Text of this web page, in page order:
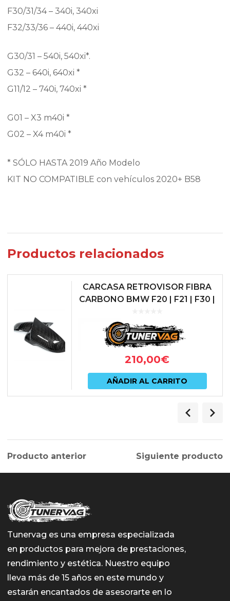
F30/31/34 – 340i, 340xi
F32/33/36 – 440i, 440xi
G30/31 – 540i, 540xi*.
G32 – 640i, 640xi *
G11/12 – 740i, 740xi *
G01 – X3 m40i *
G02 – X4 m40i *
* SÓLO HASTA 2019 Año Modelo
KIT NO COMPATIBLE con vehículos 2020+ B58
Productos relacionados
CARCASA RETROVISOR FIBRA
CARBONO BMW F20 | F21 | F30 |
210,00€
AÑADIR AL CARRITO
Producto anterior Siguiente producto
Tunervag es una empresa especializada
en productos para mejora de prestaciones,
rendimiento y estética. Nuestro equipo
lleva más de 15 años en este mundo y
estarán encantados de asesorarte en lo